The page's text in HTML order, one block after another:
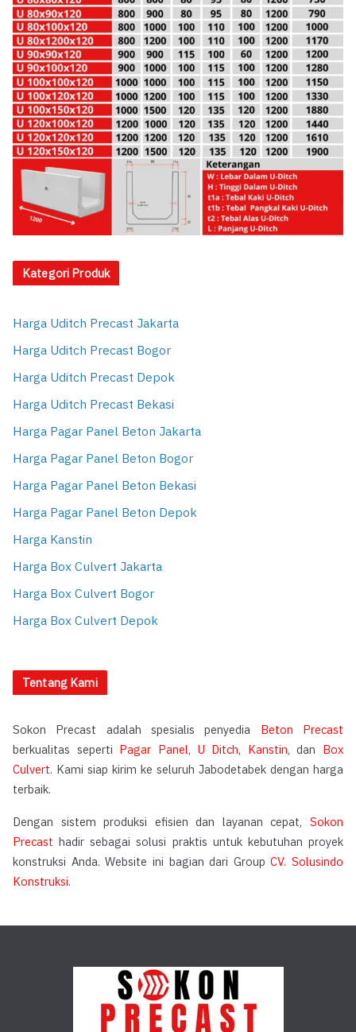
Kategori Produk
Harga Uditch Precast Jakarta
Harga Uditch Precast Bogor
Harga Uditch Precast Depok
Harga Uditch Precast Bekasi
Harga Pagar Panel Beton Jakarta
Harga Pagar Panel Beton Bogor
Harga Pagar Panel Beton Bekasi
Harga Pagar Panel Beton Depok
Harga Kanstin
Harga Box Culvert Jakarta
Harga Box Culvert Bogor
Harga Box Culvert Depok
Tentang Kami
Sokon Precast adalah spesialis penyedia Beton Precast
berkualitas seperti Pagar Panel, U Ditch, Kanstin, dan Box
Culvert. Kami siap kirim ke seluruh Jabodetabek dengan harga
terbaik.
Dengan sistem produksi efisien dan layanan cepat, Sokon
Precast hadir sebagai solusi praktis untuk kebutuhan proyek
konstruksi Anda. Website ini bagian dari GroupCV. Solusindo
Konstruksi.